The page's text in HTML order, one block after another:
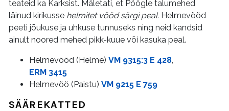
teateid ka Karksist. Mäletati, et Pöögle talumehed
läinud kirikusse helmitet vööd särgi peal. Helmevööd
peeti jõukuse ja uhkuse tunnuseks ning neid kandsid
ainult noored mehed pikk-kuue või kasuka peal.
Helmevööd (Helme) VM 9315:3 E 428,
ERM 3415
Helmevöö (Paistu) VM 9215 E 759
SÄÄREKATTED